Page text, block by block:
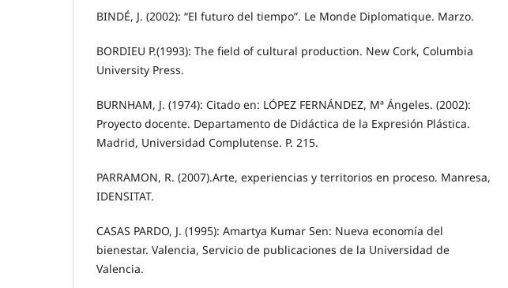
BINDÉ, J. (2002): “El futuro del tiempo”. Le Monde Diplomatique. Marzo.
BORDIEU P.(1993): The field of cultural production. New Cork, Columbia
University Press.
BURNHAM, J. (1974): Citado en: LÓPEZ FERNÁNDEZ, Mª Ángeles. (2002):
Proyecto docente. Departamento de Didáctica de la Expresión Plástica.
Madrid, Universidad Complutense. P. 215.
PARRAMON, R. (2007).Arte, experiencias y territorios en proceso. Manresa,
IDENSITAT.
CASAS PARDO, J. (1995): Amartya Kumar Sen: Nueva economía del
bienestar. Valencia, Servicio de publicaciones de la Universidad de
Valencia.